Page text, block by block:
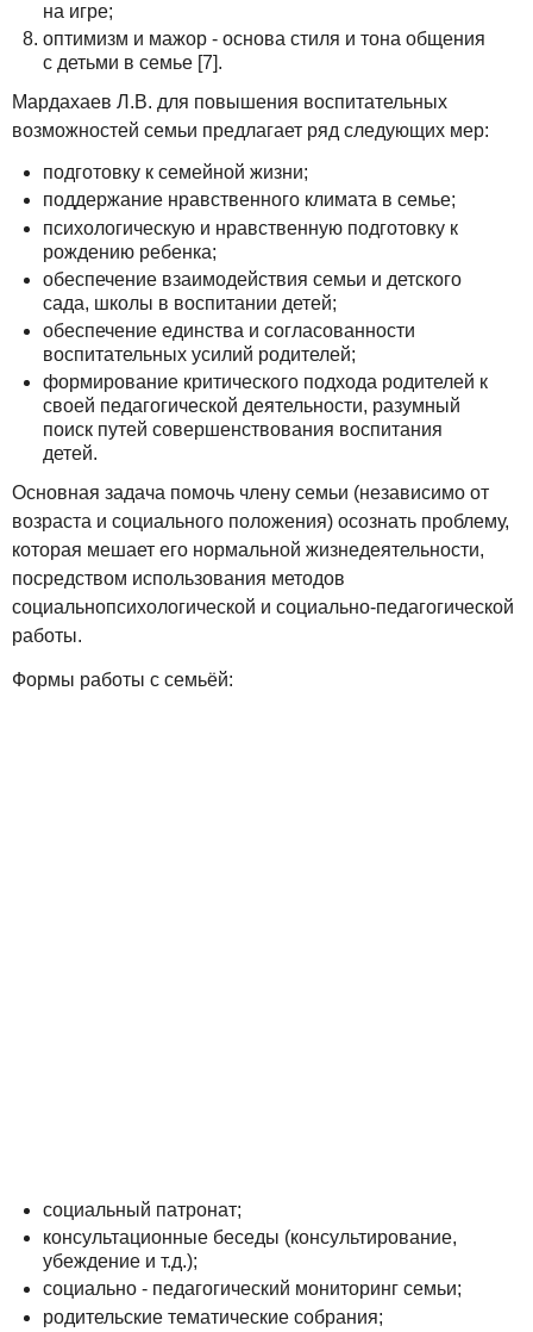
на игре;
оптимизм и мажор - основа стиля и тона общения
с детьми в семье [7].
Мардахаев Л.В. для повышения воспитательных
возможностей семьи предлагает ряд следующих мер:
подготовку к семейной жизни;
поддержание нравственного климата в семье;
психологическую и нравственную подготовку к
рождению ребенка;
обеспечение взаимодействия семьи и детского
сада, школы в воспитании детей;
обеспечение единства и согласованности
воспитательных усилий родителей;
формирование критического подхода родителей к
своей педагогической деятельности, разумный
поиск путей совершенствования воспитания
детей.
Основная задача помочь члену семьи (независимо от
возраста и социального положения) осознать проблему,
которая мешает его нормальной жизнедеятельности,
посредством использования методов
социальнопсихологической и социально-педагогической
работы.
Формы работы с семьёй:
социальный патронат;
консультационные беседы (консультирование,
убеждение и т.д.);
социально - педагогический мониторинг семьи;
родительские тематические собрания;